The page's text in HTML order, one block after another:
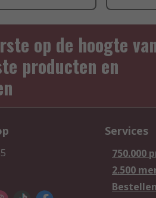
op de hoogte
producten en
Services
750.000
2.500
Bestellen